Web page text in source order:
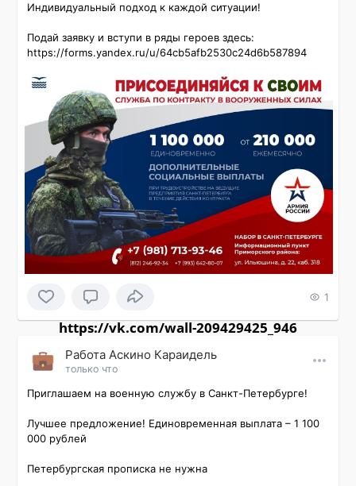
Индивидуальный подход к каждой ситуации!
Подай заявку и вступи в ряды героев здесь:
https://forms.yandex.ru/u/64cb5afb2530c24d6b587894
1
https://vk.com/wall-209429425_946
Работа Аскино Караидель
только что
Приглашаем на военную службу в Санкт-Петербурге!
Лучшее предложение! Единовременная выплата – 1 100
000 рублей
Петербургская прописка не нужна